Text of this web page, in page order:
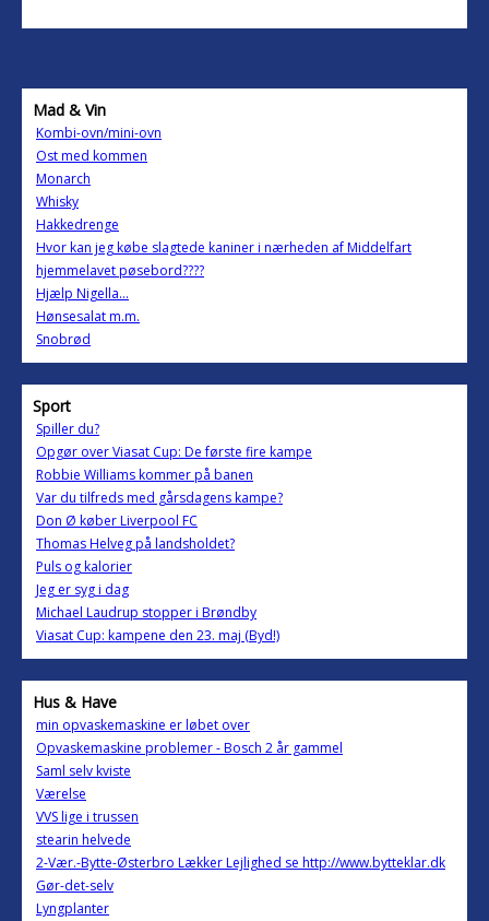
Mad & Vin
Kombi-ovn/mini-ovn
Ost med kommen
Monarch
Whisky
Hakkedrenge
Hvor kan jeg købe slagtede kaniner i nærheden af Middelfart
hjemmelavet pøsebord????
Hjælp Nigella...
Hønsesalat m.m.
Snobrød
Sport
Spiller du?
Opgør over Viasat Cup: De første fire kampe
Robbie Williams kommer på banen
Var du tilfreds med gårsdagens kampe?
Don Ø køber Liverpool FC
Thomas Helveg på landsholdet?
Puls og kalorier
Jeg er syg i dag
Michael Laudrup stopper i Brøndby
Viasat Cup: kampene den 23. maj (Byd!)
Hus & Have
min opvaskemaskine er løbet over
Opvaskemaskine problemer - Bosch 2 år gammel
Saml selv kviste
Værelse
VVS lige i trussen
stearin helvede
2-Vær.-Bytte-Østerbro Lækker Lejlighed se http://www.bytteklar.dk
Gør-det-selv
Lyngplanter